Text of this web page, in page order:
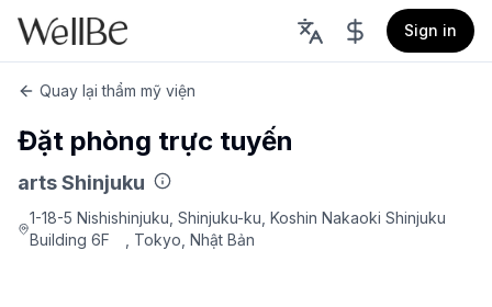
Sign in
Quay lại thẩm mỹ viện
Đặt phòng trực tuyến
arts Shinjuku
1-18-5 Nishishinjuku, Shinjuku-ku, Koshin Nakaoki Shinjuku
Building 6F , Tokyo, Nhật Bản